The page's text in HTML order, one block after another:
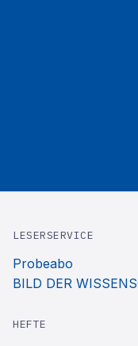
LESERSERVICE
Probeabo
BILD DER
HEFTE